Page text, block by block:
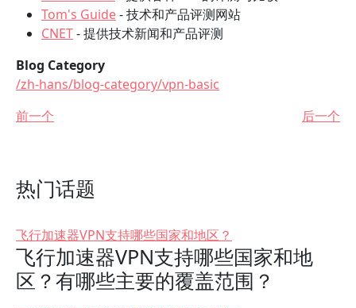
Tom's Guide- 技术和产品评测网站
CNET- 提供技术新闻和产品评测
Blog Category
/zh-hans/blog-category/vpn-basic
前一个
后一个
热门话题
飞行加速器VPN支持哪些国家和地区？
飞行加速器VPN支持哪些国家和地
区？有哪些主要的覆盖范围？